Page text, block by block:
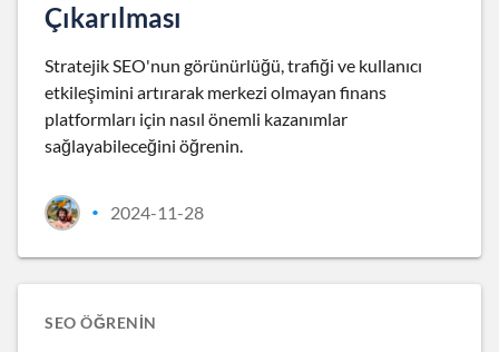
Çıkarılması
Stratejik SEO'nun görünürlüğü, trafiği ve kullanıcı
etkileşimini artırarak merkezi olmayan finans
platformları için nasıl önemli kazanımlar
sağlayabileceğini öğrenin.
• 2024-11-28
SEO ÖĞRENIN